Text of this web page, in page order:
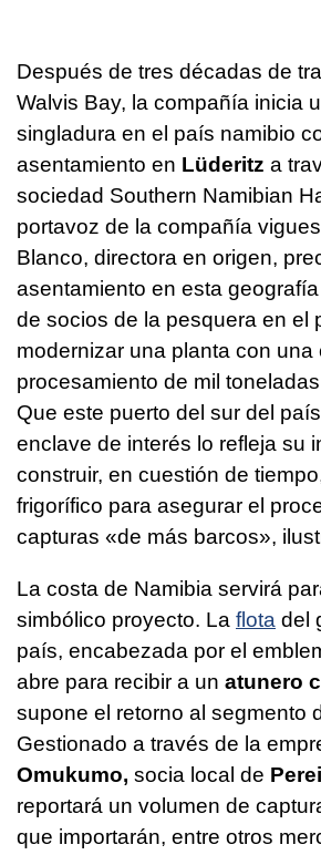
Después de tres décadas de
Walvis Bay, la compañía inicia
singladura en el país namibio
asentamiento en Lüderitz a
sociedad Southern Namibian
portavoz de la compañía
Blanco, directora en origen,
asentamiento en esta
de socios de la pesquera en el
modernizar una planta con una
procesamiento de mil
Que este puerto del sur del
enclave de interés lo refleja su
construir, en cuestión de
frigorífico para asegurar el
capturas «de más barcos»,
La costa de Namibia servirá
simbólico proyecto. La flota del
país, encabezada por el
abre para recibir a un atunero
supone el retorno al segmento
Gestionado a través de la
Omukumo, socia local de
reportará un volumen de
que importarán, entre otros